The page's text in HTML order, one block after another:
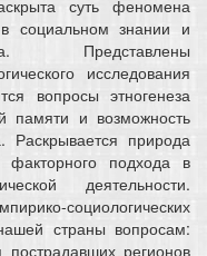
суть феномена
социальном знании и
Представлены
исследования
вопросы этногенеза
памяти и возможность
Раскрывается природа
факторного подхода в
деятельности.
социологических
страны вопросам:
пострадавших регионов